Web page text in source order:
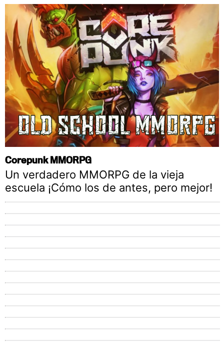
Corepunk MMORPG
Un verdadero MMORPG de la vieja
escuela ¡Cómo los de antes, pero mejor!